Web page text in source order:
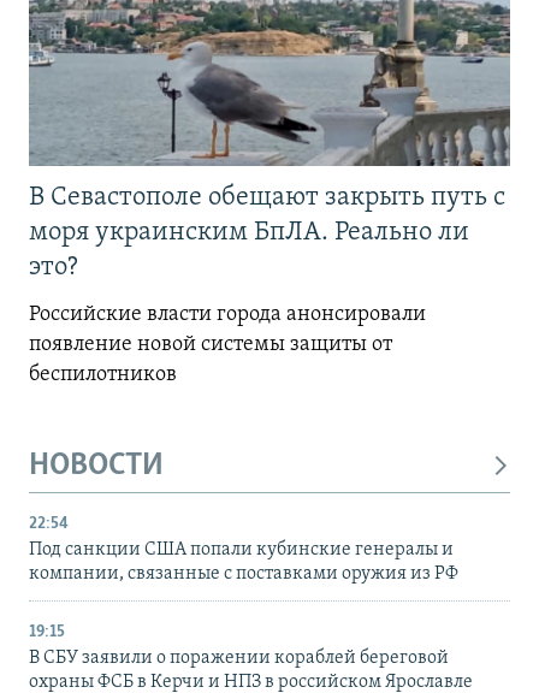
В Севастополе обещают закрыть путь с
моря украинским БпЛА. Реально ли
это?
Российские власти города анонсировали
появление новой системы защиты от
беспилотников
НОВОСТИ
22:54
Под санкции США попали кубинские генералы и
компании, связанные с поставками оружия из РФ
19:15
В СБУ заявили о поражении кораблей береговой
охраны ФСБ в Керчи и НПЗ в российском Ярославле